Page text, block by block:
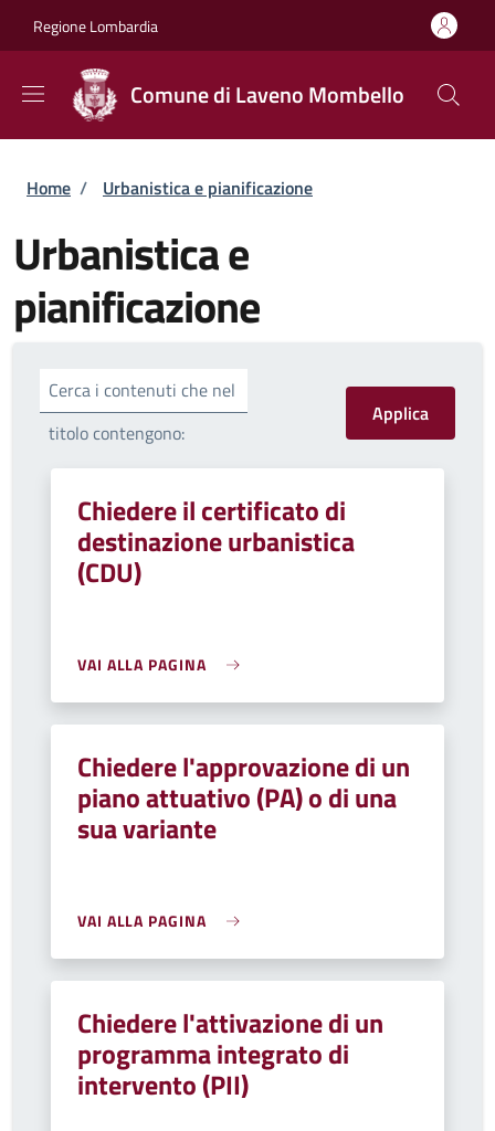
Regione Lombardia
Comune di Laveno Mombello
Briciole di pane
Home / Urbanistica e pianificazione
Urbanistica e
pianificazione
Cerca i contenuti che nel
titolo contengono:
Chiedere il certificato di
destinazione urbanistica
(CDU)
VAI ALLA PAGINA
Chiedere l'approvazione di un
piano attuativo (PA) o di una
sua variante
VAI ALLA PAGINA
Chiedere l'attivazione di un
programma integrato di
intervento (PII)